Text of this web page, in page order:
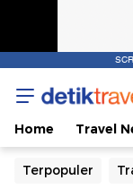
Home Travel
Terpopuler